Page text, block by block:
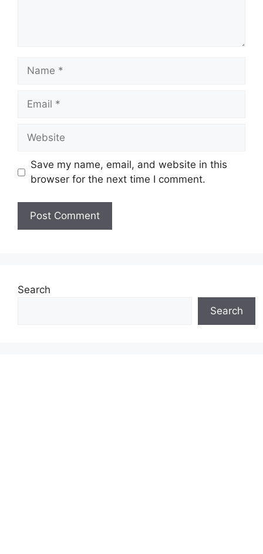
Name
Email
Website
Save my name, email, and website in this
browser for the next time I comment.
Search
Search